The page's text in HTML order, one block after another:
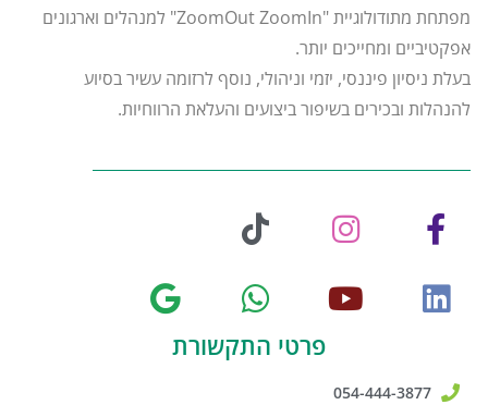
מפתחת מתודולוגיית "ZoomOut ZoomIn" למנהלים וארגונים
אפקטיביים ומחייכים יותר.
בעלת ניסיון פיננסי, יזמי וניהולי, נוסף לרזומה עשיר בסיוע
להנהלות ובכירים בשיפור ביצועים והעלאת הרווחיות.
פרטי התקשורת
054-444-3877